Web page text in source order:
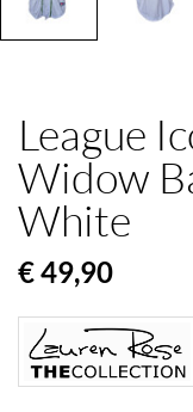
League
Widow
White
€ 49,90